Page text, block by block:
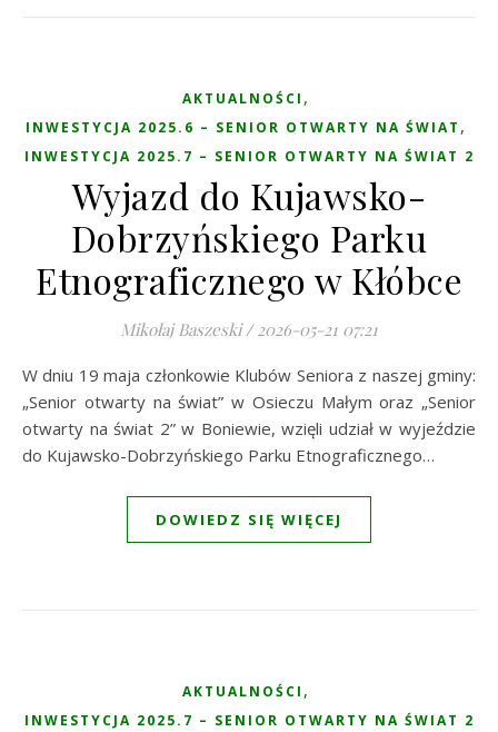
AKTUALNOŚCI ,
INWESTYCJA 2025.6 – SENIOR OTWARTY NA ŚWIAT ,
INWESTYCJA 2025.7 – SENIOR OTWARTY NA ŚWIAT 2
Wyjazd do Kujawsko-
Dobrzyńskiego Parku
Etnograficznego w Kłóbce
Mikołaj Baszeski / 2026-05-21 07:21
W dniu 19 maja członkowie Klubów Seniora z naszej gminy:
„Senior otwarty na świat” w Osieczu Małym oraz „Senior
otwarty na świat 2” w Boniewie, wzięli udział w wyjeździe
do Kujawsko-Dobrzyńskiego Parku Etnograficznego…
DOWIEDZ SIĘ WIĘCEJ
AKTUALNOŚCI ,
INWESTYCJA 2025.7 – SENIOR OTWARTY NA ŚWIAT 2